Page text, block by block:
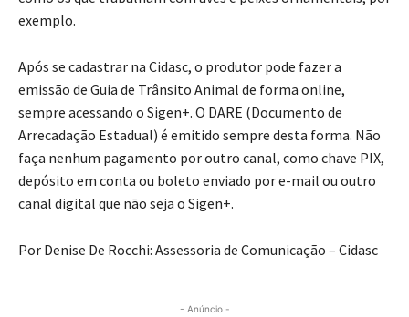
exemplo.
Após se cadastrar na Cidasc, o produtor pode fazer a
emissão de Guia de Trânsito Animal de forma online,
sempre acessando o Sigen+. O DARE (Documento de
Arrecadação Estadual) é emitido sempre desta forma. Não
faça nenhum pagamento por outro canal, como chave PIX,
depósito em conta ou boleto enviado por e-mail ou outro
canal digital que não seja o Sigen+.
Por Denise De Rocchi: Assessoria de Comunicação – Cidasc
- Anúncio -